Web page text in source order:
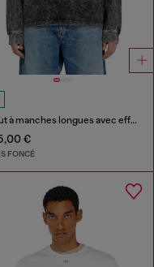
Haut à manches longues avec effet traité
€
FONCÉ